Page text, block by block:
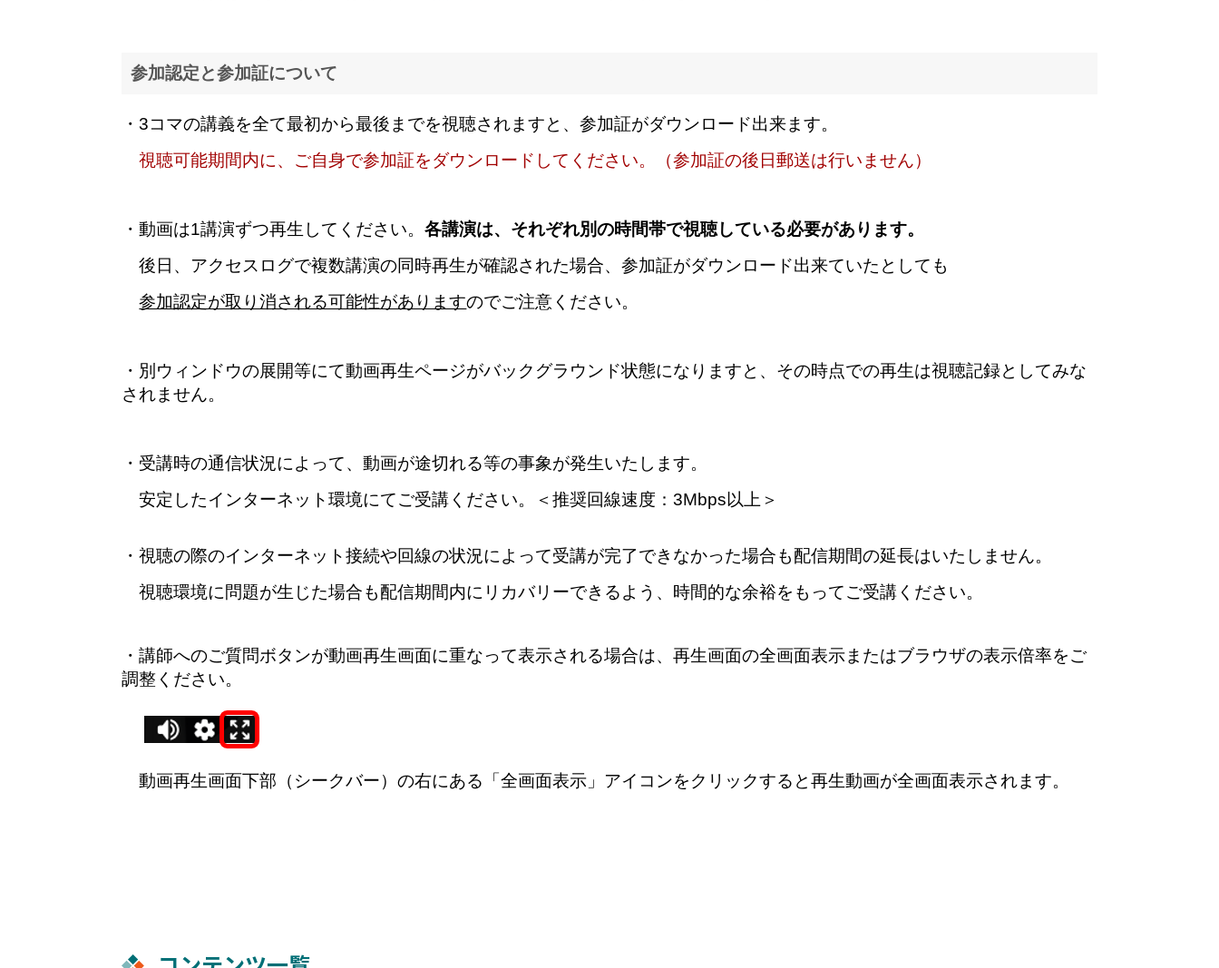
参加認定と参加証について
・3コマの講義を全て最初から最後までを視聴されますと、参加証がダウンロード出来ます。
視聴可能期間内に、ご自身で参加証をダウンロードしてください。（参加証の後日郵送は行いません）
・動画は1講演ずつ再生してください。各講演は、それぞれ別の時間帯で視聴している必要があります。
後日、アクセスログで複数講演の同時再生が確認された場合、参加証がダウンロード出来ていたとしても
参加認定が取り消される可能性がありますのでご注意ください。
・別ウィンドウの展開等にて動画再生ページがバックグラウンド状態になりますと、その時点での再生は視聴記録としてみな
されません。
・受講時の通信状況によって、動画が途切れる等の事象が発生いたします。
安定したインターネット環境にてご受講ください。＜推奨回線速度：3Mbps以上＞
・視聴の際のインターネット接続や回線の状況によって受講が完了できなかった場合も配信期間の延長はいたしません。
視聴環境に問題が生じた場合も配信期間内にリカバリーできるよう、時間的な余裕をもってご受講ください。
・講師へのご質問ボタンが動画再生画面に重なって表示される場合は、再生画面の全画面表示またはブラウザの表示倍率をご
調整ください。
動画再生画面下部（シークバー）の右にある「全画面表示」アイコンをクリックすると再生動画が全画面表示されます。